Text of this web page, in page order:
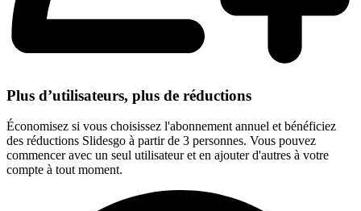
Plus d’utilisateurs, plus de réductions
Économisez si vous choisissez l'abonnement annuel et bénéficiez
des réductions Slidesgo à partir de 3 personnes. Vous pouvez
commencer avec un seul utilisateur et en ajouter d'autres à votre
compte à tout moment.